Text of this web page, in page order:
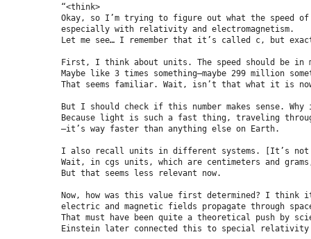
“<think>
Okay, so I’m trying to figure out what the
especially with relativity and electromagnetism.
Let me see… I remember that it’s called c, but
First, I think about units. The speed should be in
Maybe like 3 times something—maybe 299 million
That seems familiar. Wait, isn’t that what it is
But I should check if this number makes sense.
Because light is such a fast thing, traveling
—it’s way faster than anything else on Earth.
I also recall units in different systems. [It’s not
Wait, in cgs units, which are centimeters and
But that seems less relevant now.
Now, how was this value first determined? I think
electric and magnetic fields propagate through
That must have been quite a theoretical push by
Einstein later connected this to special relativity